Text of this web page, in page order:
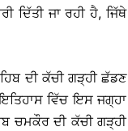
ਦਿੱਤੀ ਜਾ ਰਹੀ ਹੈ, ਜਿੱਥੇ
ਦੀ ਕੱਚੀ ਗੜ੍ਹੀ ਛੱਡਣ
ਵਿੱਚ ਇਸ ਜਗ੍ਹਾ
ਚਮਕੌਰ ਦੀ ਕੱਚੀ ਗੜ੍ਹੀ